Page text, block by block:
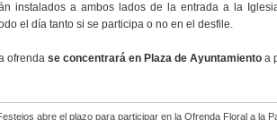
instalados a ambos lados de la entrada a la
el día tanto si se participa o no en el desfile.
ofrenda se concentrará en Plaza de Ayuntamiento a